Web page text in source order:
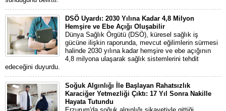
DSÖ Uyardı: 2030 Yılına Kadar 4,8 Milyon
Hemşire ve Ebe Açığı Oluşabilir
Dünya Sağlık Örgütü (DSÖ), küresel sağlık iş
gücüne ilişkin raporunda, mevcut eğilimlerin sürmesi
halinde 2030 yılına kadar hemşire ve ebe açığının
4,8 milyona ulaşarak sağlık sistemlerini tehdit
edeceğini duyurdu.
Soğuk Algınlığı İle Başlayan Rahatsızlık
Karaciğer Yetmezliği Çıktı: 17 Yıl Sonra Nakille
Hayata Tutundu